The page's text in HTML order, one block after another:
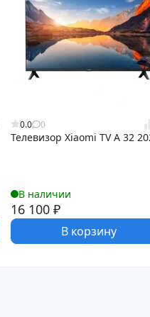
0.0 0
Телевизор Xiaomi TV A 32
В наличии
16 100 ₽
В корзину